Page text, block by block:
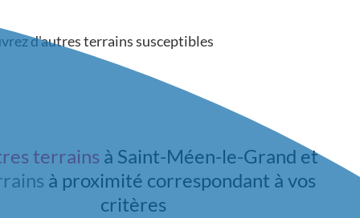
d'autres terrains susceptibles
terrains à Saint-Méen-le-Grand et
à proximité correspondant à vos
critères